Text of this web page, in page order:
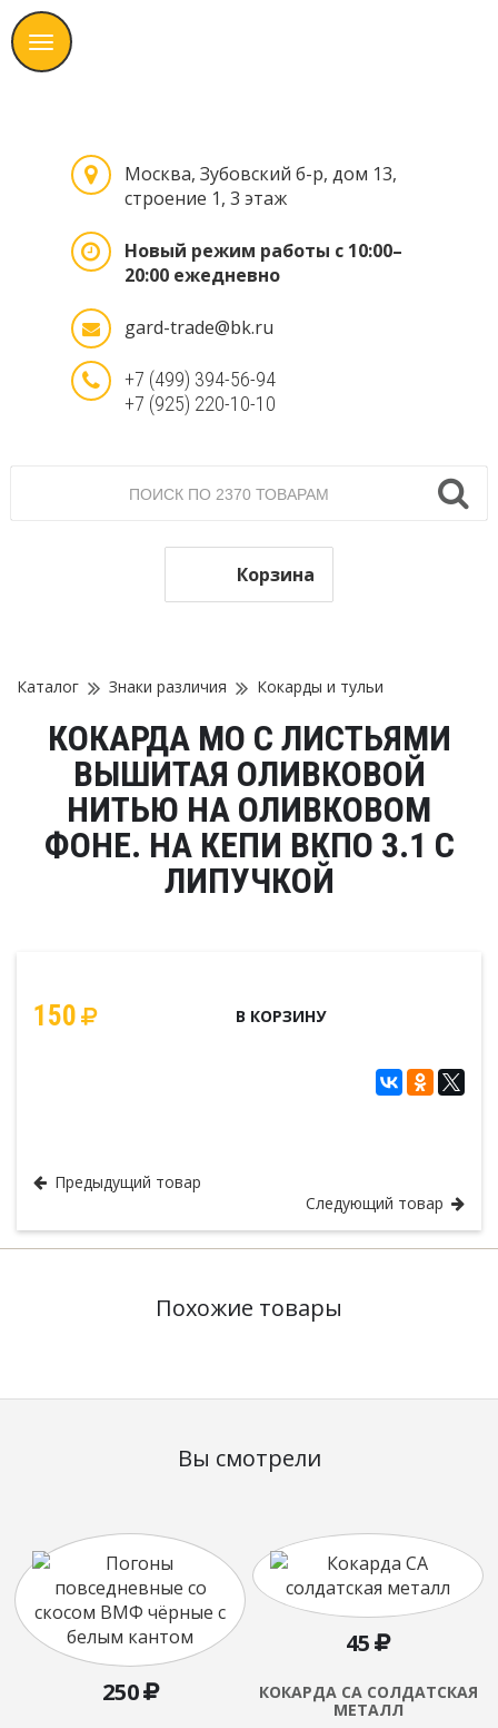
Москва, Зубовский б-р, дом 13,
строение 1, 3 этаж
Новый режим работы с 10:00–
20:00 ежедневно
gard-trade@bk.ru
+7 (499) 394-56-94
+7 (925) 220-10-10
Корзина
Каталог Знаки различия Кокарды и тульи
КОКАРДА МО С ЛИСТЬЯМИ
ВЫШИТАЯ ОЛИВКОВОЙ
НИТЬЮ НА ОЛИВКОВОМ
ФОНЕ. НА КЕПИ ВКПО 3.1 С
ЛИПУЧКОЙ
150 В КОРЗИНУ
Предыдущий товар
Следующий товар
Похожие товары
Вы смотрели
250
45
КОКАРДА СА СОЛДАТСКАЯ
МЕТАЛЛ